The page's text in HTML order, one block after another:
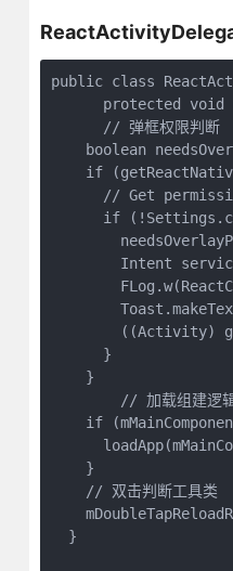
public class
protected void
      // 弹框权限判断
boolean
if
// Get
if
Intent
((Activity)
      }
    }
// 加载组建逻
if
    }
    // 双击判断工具类
  }